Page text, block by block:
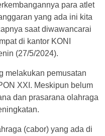
para atlet
yang ada ini kita
saat diwawancarai
di kantor KONI
(27/5/2024).
melakukan pemusatan
XXI. Meskipun belum
dan prasarana olahraga
(cabor) yang ada di